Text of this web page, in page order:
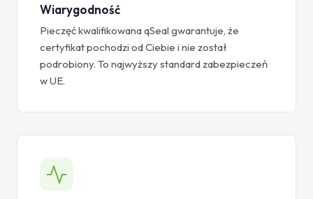
Wiarygodność
Pieczęć kwalifikowana qSeal gwarantuje, że
certyfikat pochodzi od Ciebie i nie został
podrobiony. To najwyższy standard zabezpieczeń
w UE.